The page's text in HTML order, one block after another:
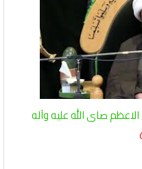
صاى الله عليه وآله